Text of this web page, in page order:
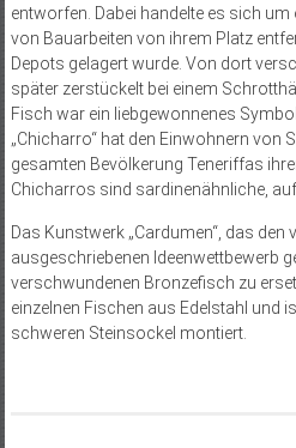
entworfen. Dabei handelte es sich
von Bauarbeiten von ihrem Platz
Depots gelagert wurde. Von dort
später zerstückelt bei einem
Fisch war ein liebgewonnenes
„Chicharro“ hat den Einwohnern von
gesamten Bevölkerung Teneriffas
Chicharros sind sardinenähnliche,
Das Kunstwerk „Cardumen“, das
ausgeschriebenen Ideenwettbewerb
verschwundenen Bronzefisch zu
einzelnen Fischen aus Edelstahl und
schweren Steinsockel montiert.